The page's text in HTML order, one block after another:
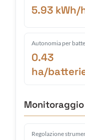
5.93 kWh/
Autonomia per
0.43
ha/
Regolazione